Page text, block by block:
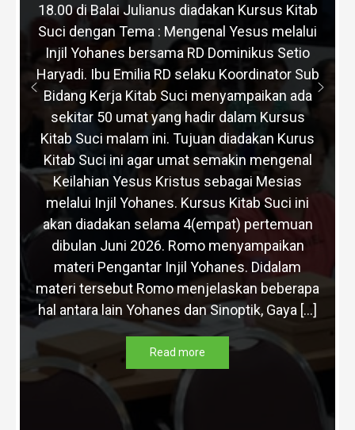
18.00 di Balai Julianus diadakan Kursus Kitab
Suci dengan Tema : Mengenal Yesus melalui
Injil Yohanes bersama RD Dominikus Setio
Haryadi. Ibu Emilia RD selaku Koordinator Sub
Bidang Kerja Kitab Suci menyampaikan ada
sekitar 50 umat yang hadir dalam Kursus
Kitab Suci malam ini. Tujuan diadakan Kurus
Kitab Suci ini agar umat semakin mengenal
Keilahian Yesus Kristus sebagai Mesias
melalui Injil Yohanes. Kursus Kitab Suci ini
akan diadakan selama 4(empat) pertemuan
dibulan Juni 2026. Romo menyampaikan
materi Pengantar Injil Yohanes. Didalam
materi tersebut Romo menjelaskan beberapa
hal antara lain Yohanes dan Sinoptik, Gaya […]
Read more